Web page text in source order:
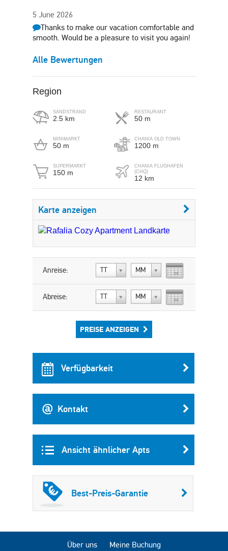
5 June 2026
Thanks to make our vacation comfortable and
smooth. Would be a pleasure to visit you again!
Alle Bewertungen
Region
SANDSTRAND
2.5 km
MINIMARKT
50 m
SUPERMARKT
150 m
RESTAURANT
50 m
CHANIA OLD TOWN
1200 m
CHANIA FLUGHAFEN
(CHQ)
12 km
Karte anzeigen
Anreise: TT MM
Abreise: TT MM
PREISE ANZEIGEN
Verfügbarkeit
Kontakt
Ansicht ähnlicher Apts
Best-Preis-Garantie
Über uns Meine Buchung